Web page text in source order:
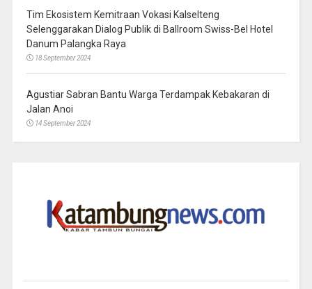
Tim Ekosistem Kemitraan Vokasi Kalselteng
Selenggarakan Dialog Publik di Ballroom Swiss-Bel Hotel
Danum Palangka Raya
18 September 2024
Agustiar Sabran Bantu Warga Terdampak Kebakaran di
Jalan Anoi
14 September 2024